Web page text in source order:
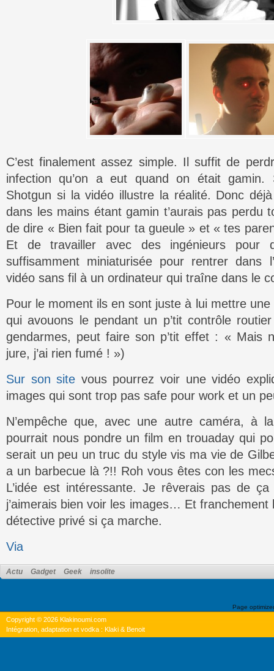
C’est finalement assez simple. Il suffit de
infection qu’on a eut quand on était
Shotgun si la vidéo illustre la réalité. Donc
dans les mains étant gamin t’aurais pas perdu
de dire « Bien fait pour ta gueule » et « tes
Et de travailler avec des ingénieurs pour
suffisamment miniaturisée pour rentrer dans
vidéo sans fil à un ordinateur qui traîne dans le
Pour le moment ils en sont juste à lui mettre une
qui avouons le pendant un p’tit contrôle
gendarmes, peut faire son p’tit effet : « Mais
jure, j’ai rien fumé ! »)
Sur son site vous pourrez voir une vidéo
images qui sont trop pas safe pour work et un
N’empêche que, avec une autre caméra, à
pourrait nous pondre un film en trouaday qui
serait un peu un truc du style vis ma vie de
a un barbecue là ?!! Roh vous êtes con les
L’idée est intéressante. Je rêverais pas de
j’aimerais bien voir les images… Et
détective privé si ça marche.
Via
Actu Gadget Geek insolite
Page
Copyright © 2026 Klakinoumi.com
Intégration, adaptation et vodka : Klaki & Benoit